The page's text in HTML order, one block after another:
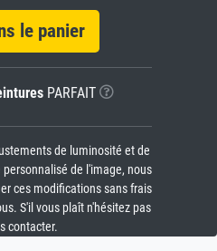
le panier
PARFAIT
de luminosité et de
de l'image, nous
ces modifications sans frais
S'il vous plaît n'hésitez pas
contacter.